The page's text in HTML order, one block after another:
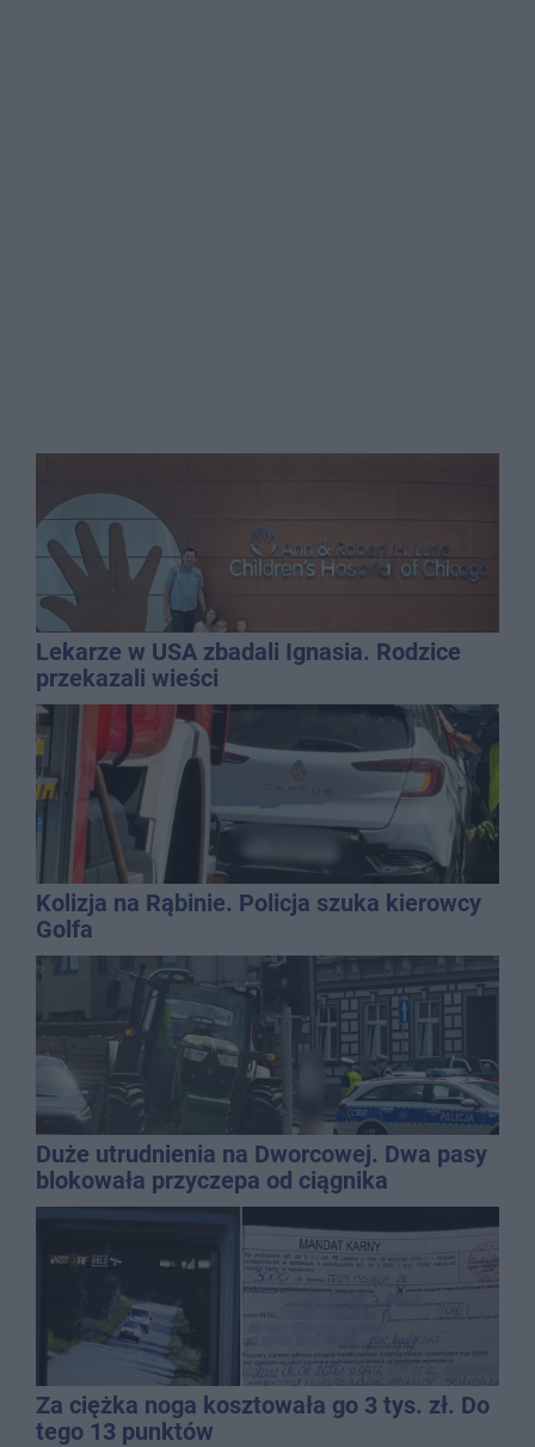
Lekarze w USA zbadali Ignasia. Rodzice
przekazali wieści
Kolizja na Rąbinie. Policja szuka kierowcy
Golfa
Duże utrudnienia na Dworcowej. Dwa pasy
blokowała przyczepa od ciągnika
Za ciężka noga kosztowała go 3 tys. zł. Do
tego 13 punktów